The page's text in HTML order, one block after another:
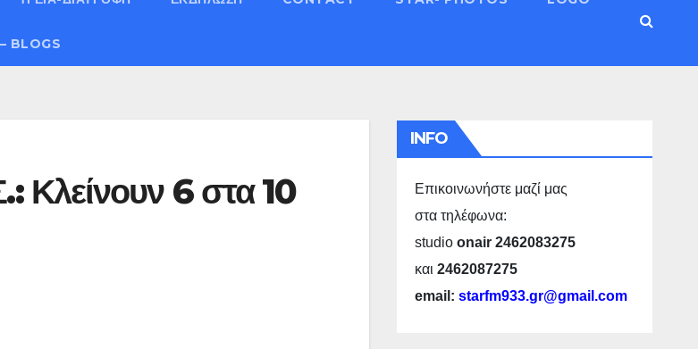
BLOGS
Κλείνουν 6 στα 10
INFO
Επικοινωνήστε μαζί μας
στα τηλέφωνα:
studio onair 2462083275
και 2462087275
email: starfm933.gr@gmail.com